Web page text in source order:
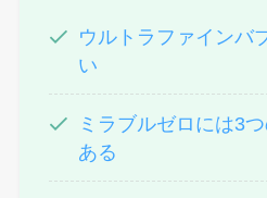
ウルトラファインバ
い
ミラブルゼロには3
ある